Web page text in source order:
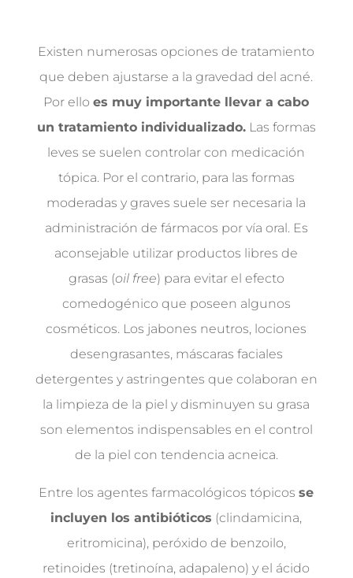
Existen numerosas opciones de tratamiento
que deben ajustarse a la gravedad del acné.
Por elloes muy importante llevar a cabo
un tratamiento individualizado.Las formas
leves se suelen controlar con medicación
tópica. Por el contrario, para las formas
moderadas y graves suele ser necesaria la
administración de fármacos por vía oral. Es
aconsejable utilizar productos libres de
grasas (oil free) para evitar el efecto
comedogénico que poseen algunos
cosméticos. Los jabones neutros, lociones
desengrasantes, máscaras faciales
detergentes y astringentes que colaboran en
la limpieza de la piel y disminuyen su grasa
son elementos indispensables en el control
de la piel con tendencia acneica.
Entre los agentes farmacológicos tópicosse
incluyen los antibióticos (clindamicina,
eritromicina), peróxido de benzoilo,
retinoides (tretinoína, adapaleno) y el ácido